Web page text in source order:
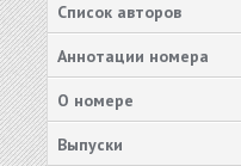
Список авторов
Аннотации номера
О номере
Выпуски